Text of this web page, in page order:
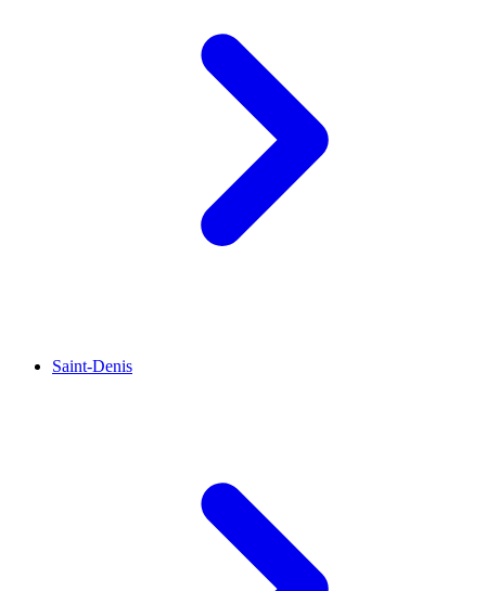
Saint-Denis